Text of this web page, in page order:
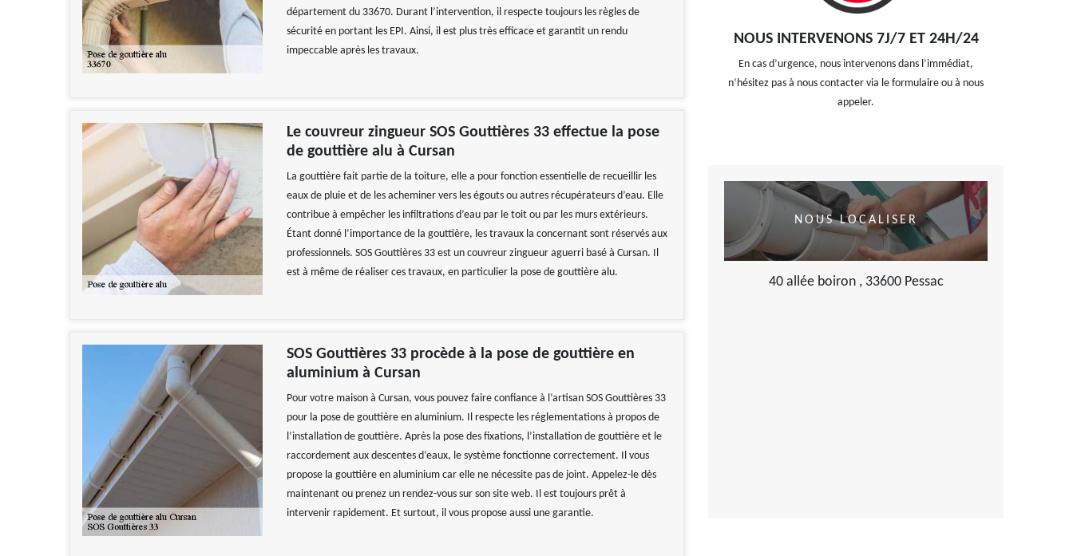
département du 33670. Durant l’intervention, il respecte toujours les règles de
sécurité en portant les EPI. Ainsi, il est plus très efficace et garantit un rendu
impeccable après les travaux.
Le couvreur zingueur SOS Gouttières 33 effectue la pose
de gouttière alu à Cursan
La gouttière fait partie de la toiture, elle a pour fonction essentielle de recueillir les
eaux de pluie et de les acheminer vers les égouts ou autres récupérateurs d’eau. Elle
contribue à empêcher les infiltrations d’eau par le toit ou par les murs extérieurs.
Étant donné l’importance de la gouttière, les travaux la concernant sont réservés aux
professionnels. SOS Gouttières 33 est un couvreur zingueur aguerri basé à Cursan. Il
est à même de réaliser ces travaux, en particulier la pose de gouttière alu.
SOS Gouttières 33 procède à la pose de gouttière en
aluminium à Cursan
Pour votre maison à Cursan, vous pouvez faire confiance à l’artisan SOS Gouttières 33
pour la pose de gouttière en aluminium. Il respecte les réglementations à propos de
l’installation de gouttière. Après la pose des fixations, l’installation de gouttière et le
raccordement aux descentes d’eaux, le système fonctionne correctement. Il vous
propose la gouttière en aluminium car elle ne nécessite pas de joint. Appelez-le dès
maintenant ou prenez un rendez-vous sur son site web. Il est toujours prêt à
intervenir rapidement. Et surtout, il vous propose aussi une garantie.
NOUS INTERVENONS 7J/7 ET 24H/24
En cas d’urgence, nous intervenons dans l’immédiat,
n’hésitez pas à nous contacter via le formulaire ou à nous
appeler.
NOUS LOCALISER
40 allée boiron , 33600 Pessac